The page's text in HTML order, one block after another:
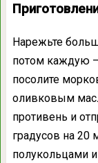
Нарежьте
потом каждую
посолите
оливковым
противень и
градусов на 20
полукольцами